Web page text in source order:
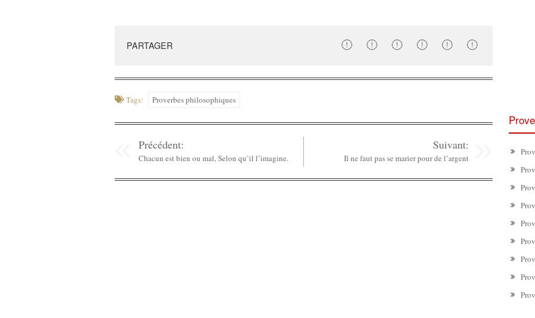
PARTAGER
Tags: Proverbes philosophiques
Précédent:
Chacun est bien ou mal, Selon qu’il l’imagine.
Suivant:
Il ne faut pas se marier pour de l’argent